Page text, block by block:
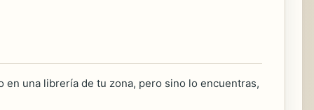
una librería de tu zona, pero sino lo encuentras,